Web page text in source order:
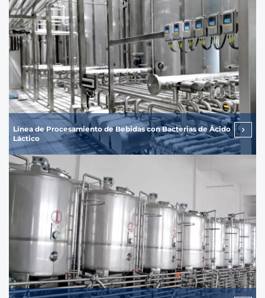
Línea de Procesamiento de Bebidas con Bacterias de Ácido
Láctico